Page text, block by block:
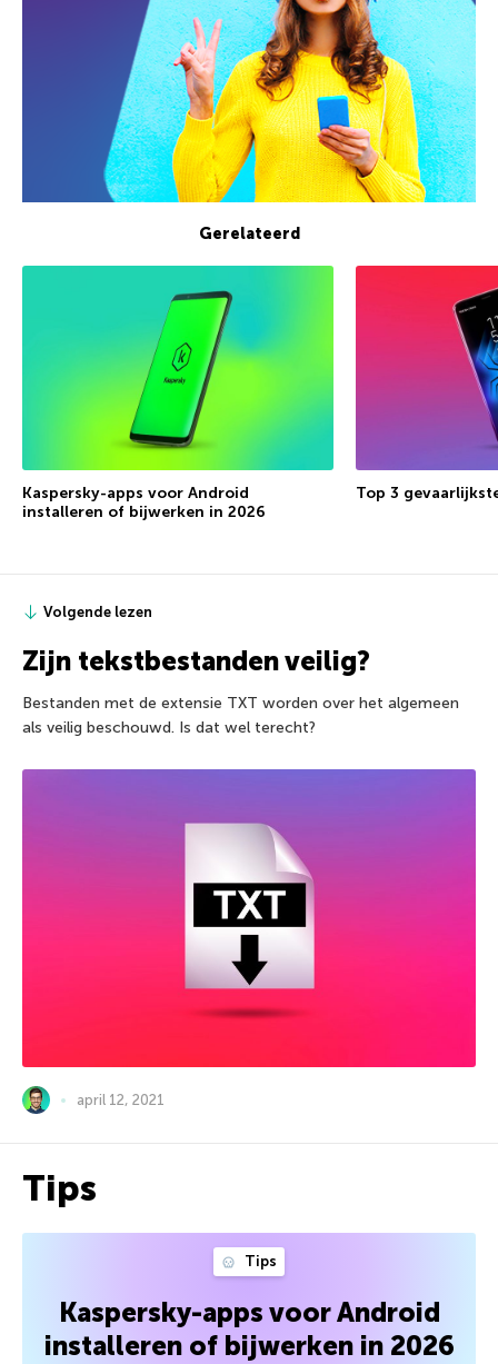
Gerelateerd
Kaspersky-apps voor Android
installeren of bijwerken in 2026
Top 3
Volgende lezen
Zijn tekstbestanden veilig?
Bestanden met de extensie TXT worden over het algemeen
als veilig beschouwd. Is dat wel terecht?
april 12, 2021
Tips
Tips
Kaspersky-apps voor Android
installeren of bijwerken in 2026